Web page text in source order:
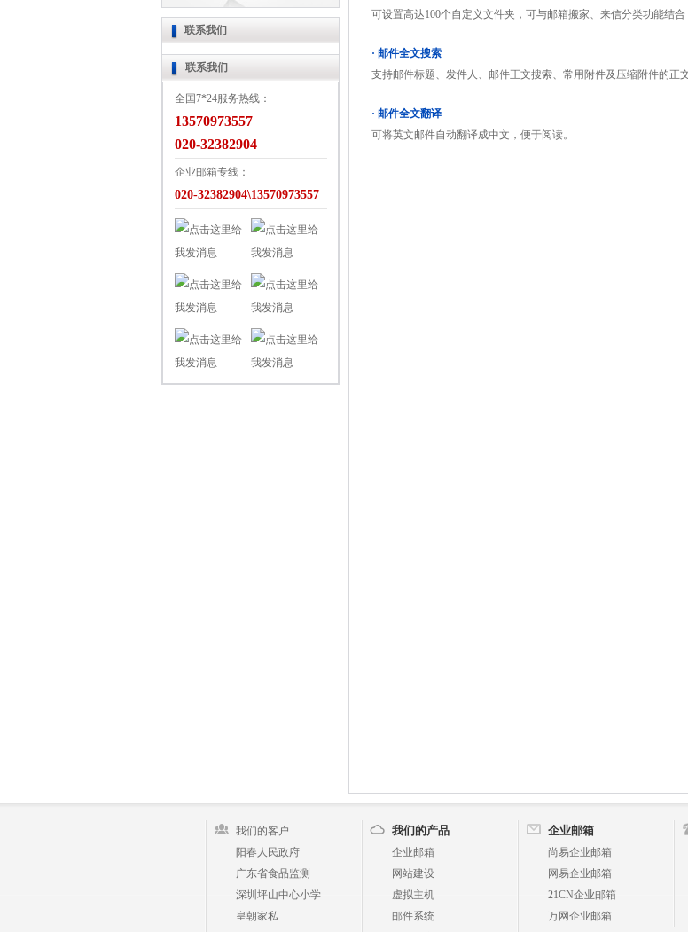
联系我们
联系我们
全国7*24服务热线：
13570973557
020-32382904
企业邮箱专线：
020-32382904\13570973557
可设置高达100个自定义文件夹，可与邮箱搬家、来信分类功能结
· 邮件全文搜索
支持邮件标题、发件人、邮件正文搜索、常用附件及压缩附件的正
· 邮件全文翻译
可将英文邮件自动翻译成中文，便于阅读。
我们的客户
阳春人民政府
广东省食品监测
深圳坪山中心小学
皇朝家私
我们的产品
企业邮箱
网站建设
虚拟主机
邮件系统
企业邮箱
尚易企业邮箱
网易企业邮箱
21CN企业邮箱
万网企业邮箱